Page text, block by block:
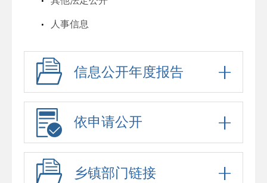
人事信息
行政处罚
六稳六保
行政事业性收费
政府采购
招考信息
信息公开年度报告
依申请公开
乡镇部门链接